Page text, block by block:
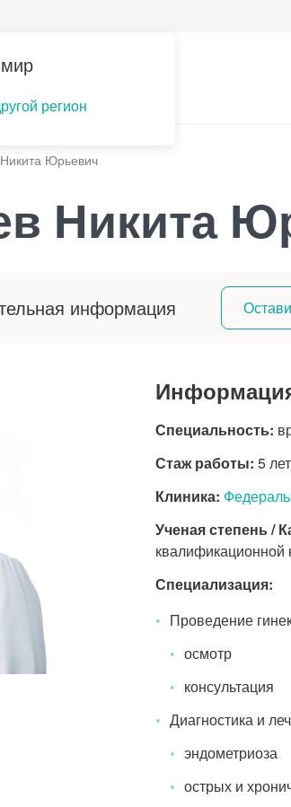
регион
Юрьевич
Никита
информация
Специальность:
Стаж работы: 5
Клиника:
Ученая степень /
квалификационной
Специализация:
Проведение
осмотр
консультация
Диагностика и
эндометриоза
острых и